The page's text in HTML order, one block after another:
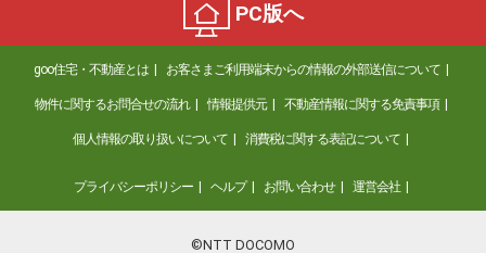
PC版へ
goo住宅・不動産とは お客さまご利用端末からの情報の外部送信について
物件に関するお問合せの流れ 情報提供元 不動産情報に関する免責事項
個人情報の取り扱いについて 消費税に関する表記について
プライバシーポリシー ヘルプ お問い合わせ 運営会社
©NTT DOCOMO